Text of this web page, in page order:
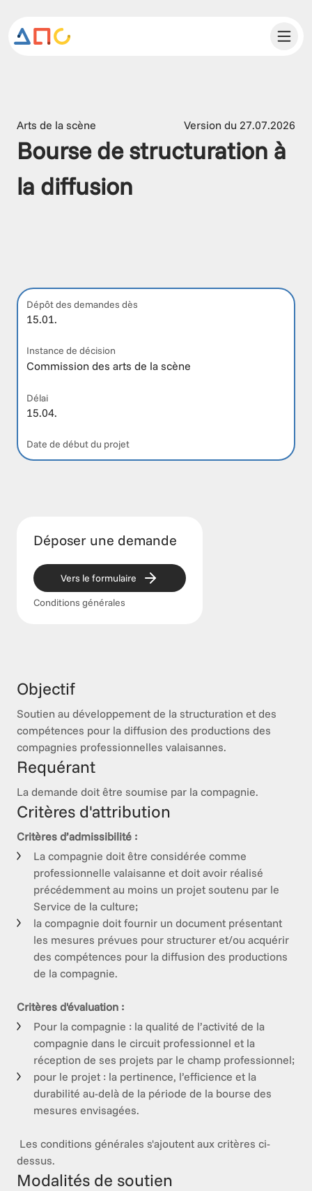
Arts de la scène Version du 27.07.2026
Bourse de structuration à
la diffusion
Dépôt des demandes dès
15.01.
Instance de décision
Commission des arts de la scène
Délai
15.04.
Date de début du projet
Déposer une demande
Vers le formulaire
Conditions générales
Objectif
Soutien au développement de la structuration et des
compétences pour la diffusion des productions des
compagnies professionnelles valaisannes.
Requérant
La demande doit être soumise par la compagnie.
Critères d'attribution
Critères d’admissibilité :
La compagnie doit être considérée comme
professionnelle valaisanne et doit avoir réalisé
précédemment au moins un projet soutenu par le
Service de la culture;
la compagnie doit fournir un document présentant
les mesures prévues pour structurer et/ou acquérir
des compétences pour la diffusion des productions
de la compagnie.
Critères d'évaluation :
Pour la compagnie : la qualité de l’activité de la
compagnie dans le circuit professionnel et la
réception de ses projets par le champ professionnel;
pour le projet : la pertinence, l’efficience et la
durabilité au-delà de la période de la bourse des
mesures envisagées.
dessus.
Modalités de soutien